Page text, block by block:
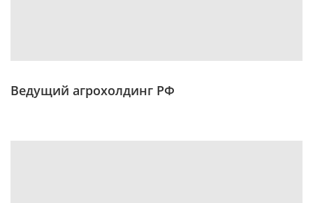
Ведущий агрохолдинг РФ